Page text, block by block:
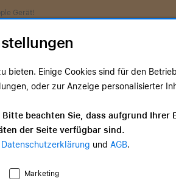
Gerät!
Services Angebote
bieten. Einige Cookies sind für den
oder zur Anzeige personalisierter
Bitte beachten Sie, dass aufgrund Ihrer
der Seite verfügbar sind.
Datenschutzerklärung und AGB.
Marketing